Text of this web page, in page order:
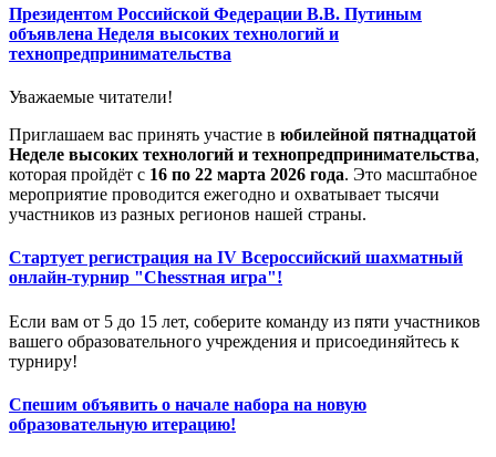
Президентом Российской Федерации В.В. Путиным
объявлена Неделя высоких технологий и
технопредпринимательства
Уважаемые читатели!
Приглашаем вас принять участие в юбилейной пятнадцатой
Неделе высоких технологий и технопредпринимательства,
которая пройдёт с 16 по 22 марта 2026 года. Это масштабное
мероприятие проводится ежегодно и охватывает тысячи
участников из разных регионов нашей страны.
Стартует регистрация на IV Всероссийский шахматный
онлайн-турнир "Chessтная игра"!
Если вам от 5 до 15 лет, соберите команду из пяти участников
вашего образовательного учреждения и присоединяйтесь к
турниру!
Спешим объявить о начале набора на новую
образовательную итерацию!